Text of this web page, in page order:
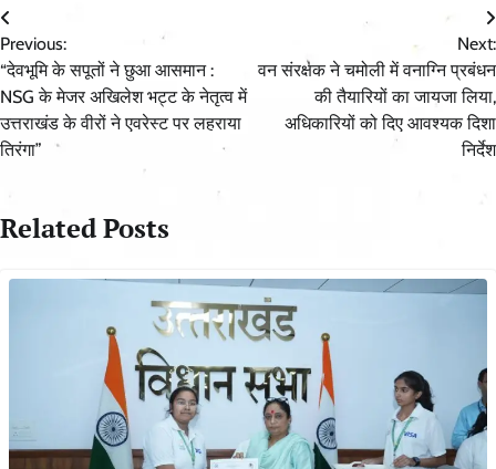
Post
navigation
Previous:
“देवभूमि के सपूतों ने छुआ आसमान :
NSG के मेजर अखिलेश भट्ट के नेतृत्व में
उत्तराखंड के वीरों ने एवरेस्ट पर लहराया
तिरंगा”
Next:
वन संरक्षक ने चमोली में वनाग्नि प्रबंधन
की तैयारियों का जायजा लिया,
अधिकारियों को दिए आवश्यक दिशा
निर्देश
Related Posts